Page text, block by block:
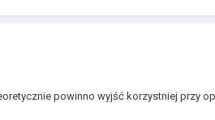
powinno wyjść korzystniej przy